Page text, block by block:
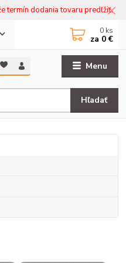
termín dodania tovaru predľžiť.
Menu
Hľadať
0 ks
za 0 €